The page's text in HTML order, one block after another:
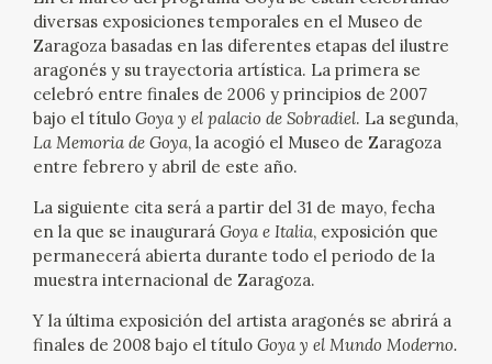
CRONOLOGÍA
EL VIAJE DE GOYA
GOYA EN EL MUNDO
GOYA EN ARAGÓN
PREMIO ARAGÓN GOYA
diversas exposiciones temporales en el Museo de
Zaragoza basadas en las diferentes etapas del ilustre
aragonés y su trayectoria artística. La primera se
celebró entre finales de 2006 y principios de 2007
bajo el título Goya y el palacio de Sobradiel. La segunda,
La Memoria de Goya, la acogió el Museo de Zaragoza
entre febrero y abril de este año.
La siguiente cita será a partir del 31 de mayo, fecha
en la que se inaugurará Goya e Italia, exposición que
permanecerá abierta durante todo el periodo de la
muestra internacional de Zaragoza.
Y la última exposición del artista aragonés se abrirá a
finales de 2008 bajo el título Goya y el Mundo Moderno.